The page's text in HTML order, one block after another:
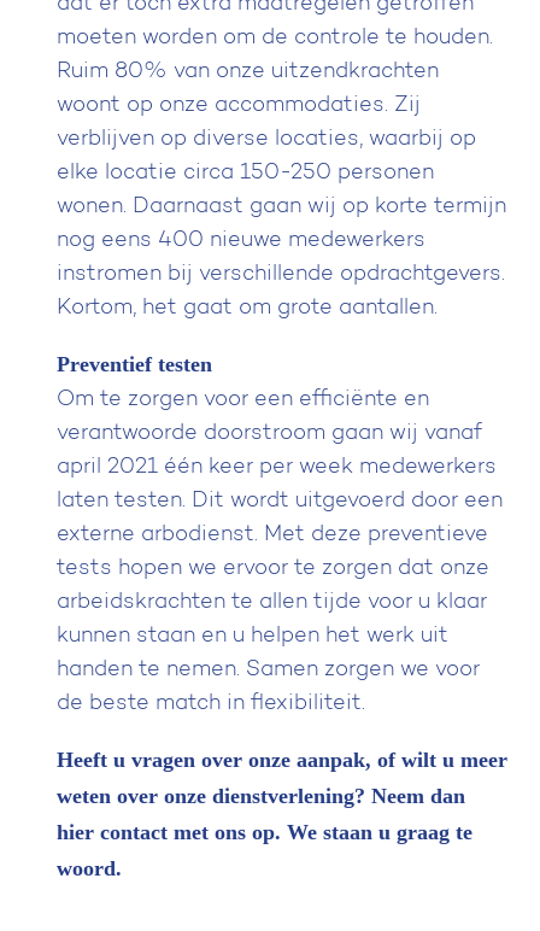
dat er tóch extra maatregelen getroffen
moeten worden om de controle te houden.
Ruim 80% van onze uitzendkrachten
woont op onze accommodaties. Zij
verblijven op diverse locaties, waarbij op
elke locatie circa 150-250 personen
wonen. Daarnaast gaan wij op korte termijn
nog eens 400 nieuwe medewerkers
instromen bij verschillende opdrachtgevers.
Kortom, het gaat om grote aantallen.
Preventief testen
Om te zorgen voor een efficiënte en
verantwoorde doorstroom gaan wij vanaf
april 2021 één keer per week medewerkers
laten testen. Dit wordt uitgevoerd door een
externe arbodienst. Met deze preventieve
tests hopen we ervoor te zorgen dat onze
arbeidskrachten te allen tijde voor u klaar
kunnen staan en u helpen het werk uit
handen te nemen. Samen zorgen we voor
de beste match in flexibiliteit.
Heeft u vragen over onze aanpak, of wilt u meer
weten over onze dienstverlening? Neem dan
hier contact met ons op. We staan u graag te
woord.